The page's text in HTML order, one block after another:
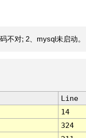
不对; 2、mysql未启动。
Line
14
324